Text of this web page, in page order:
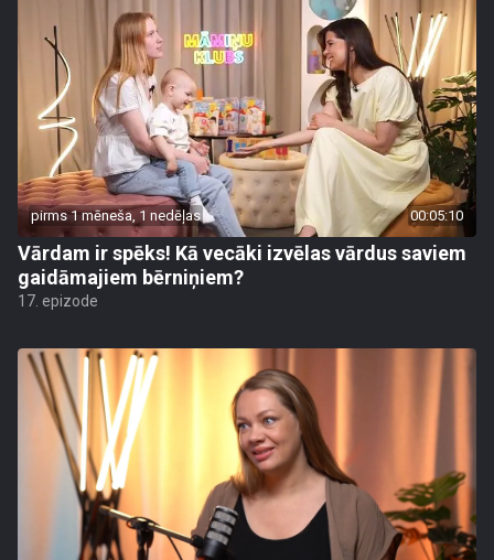
pirms 1 mēneša, 1 nedēļas 00:05:10
Vārdam ir spēks! Kā vecāki izvēlas vārdus saviem
gaidāmajiem bērniņiem?
17. epizode